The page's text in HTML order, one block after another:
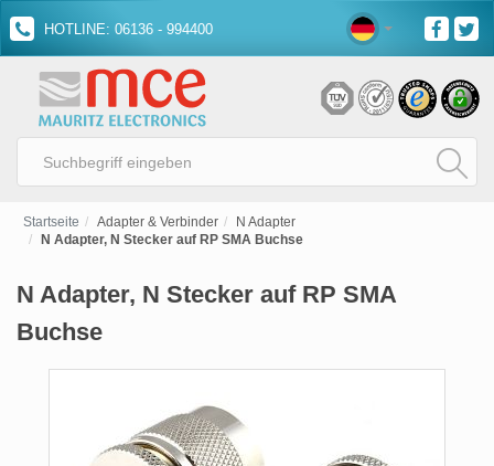
HOTLINE: 06136 - 994400
Startseite Adapter & Verbinder
N Adapter
N Adapter, N Stecker auf RP SMA Buchse
N Adapter, N Stecker auf RP SMA
Buchse